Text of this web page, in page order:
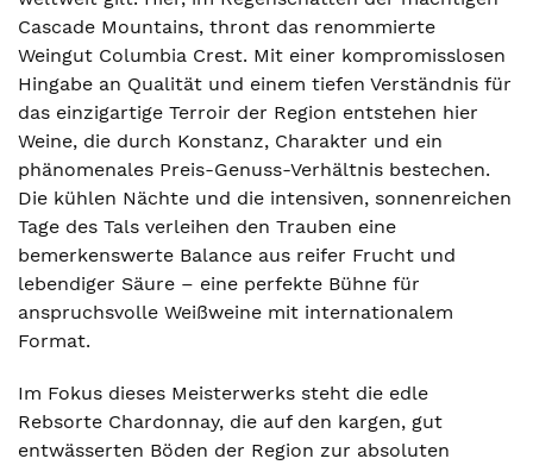
Cascade Mountains, thront das renommierte
Weingut Columbia Crest. Mit einer kompromisslosen
Hingabe an Qualität und einem tiefen Verständnis für
das einzigartige Terroir der Region entstehen hier
Weine, die durch Konstanz, Charakter und ein
phänomenales Preis-Genuss-Verhältnis bestechen.
Die kühlen Nächte und die intensiven, sonnenreichen
Tage des Tals verleihen den Trauben eine
bemerkenswerte Balance aus reifer Frucht und
lebendiger Säure – eine perfekte Bühne für
anspruchsvolle Weißweine mit internationalem
Format.
Im Fokus dieses Meisterwerks steht die edle
Rebsorte Chardonnay, die auf den kargen, gut
entwässerten Böden der Region zur absoluten